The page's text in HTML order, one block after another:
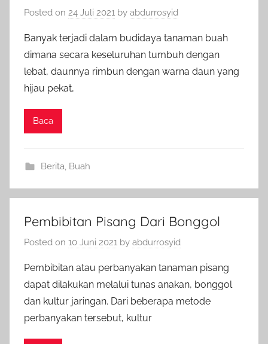
Posted on 24 Juli 2021 by abdurrosyid
Banyak terjadi dalam budidaya tanaman buah
dimana secara keseluruhan tumbuh dengan
lebat, daunnya rimbun dengan warna daun yang
hijau pekat,
Baca
Berita Buah
Pembibitan Pisang Dari Bonggol
Posted on 10 Juni 2021 by abdurrosyid
Pembibitan atau perbanyakan tanaman pisang
dapat dilakukan melalui tunas anakan, bonggol
dan kultur jaringan. Dari beberapa metode
perbanyakan tersebut, kultur